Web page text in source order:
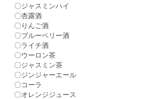
〇ジャスミンハイ
〇杏露酒
〇りんご酒
〇ブルーベリー酒
〇ライチ酒
〇ウーロン茶
〇ジャスミン茶
〇ジンジャーエール
〇コーラ
〇オレンジジュース